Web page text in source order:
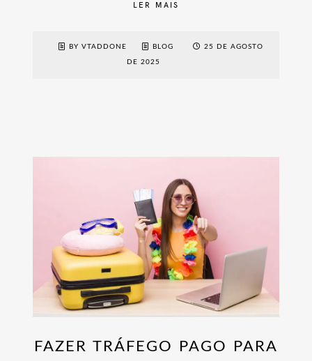
LER MAIS
BY VTADDONE BLOG 25 DE AGOSTO
DE 2025
FAZER TRÁFEGO PAGO PARA